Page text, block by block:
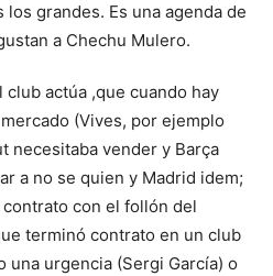
los grandes. Es una agenda de
a Chechu Mulero.
club actúa ,que cuando hay
(Vives, por ejemplo
necesitaba vender y Barça
a no se quien y Madrid idem;
contrato con el follón del
terminó contrato en un club
una urgencia (Sergi García) o